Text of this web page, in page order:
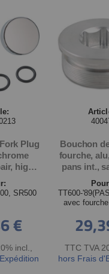
Plug
high
SR500
€
incl.
Bouchon
fourche,
pans int.,
torique),
TT600-
avec
TTC TVA
hors Frais